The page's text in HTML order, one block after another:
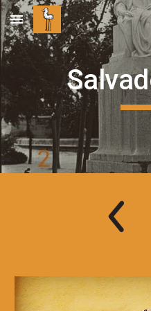
Skip to main content